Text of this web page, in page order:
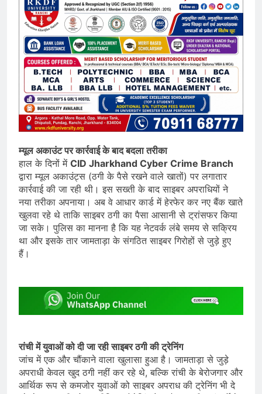
म्यूल अकाउंट पर कार्रवाई के बाद बदला तरीका
हाल के दिनों में CID Jharkhand Cyber Crime Branch
द्वारा म्यूल अकाउंट्स (ठगी के पैसे रखने वाले खातों) पर लगातार
कार्रवाई की जा रही थी। इस सख्ती के बाद साइबर अपराधियों ने
नया तरीका अपनाया। अब वे आधार कार्ड में हेरफेर कर नए बैंक खाते
खुलवा रहे थे ताकि साइबर ठगी का पैसा आसानी से ट्रांसफर किया
जा सके। पुलिस का मानना है कि यह नेटवर्क लंबे समय से सक्रिय
था और इसके तार जामताड़ा के संगठित साइबर गिरोहों से जुड़े हुए
हैं।
रांची में युवाओं को दी जा रही साइबर ठगी की ट्रेनिंग
जांच में एक और चौंकाने वाला खुलासा हुआ है। जामताड़ा से जुड़े
अपराधी केवल खुद ठगी नहीं कर रहे थे, बल्कि रांची के बेरोजगार और
आर्थिक रूप से कमजोर युवाओं को साइबर अपराध की ट्रेनिंग भी दे